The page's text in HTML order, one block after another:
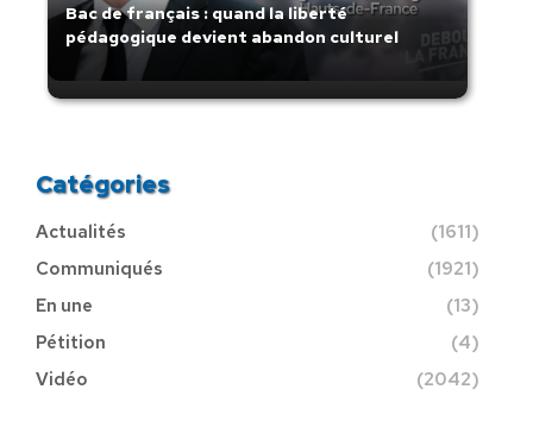
Bac de français : quand la liberté
pédagogique devient abandon culturel
Catégories
Actualités
(1611)
Communiqués
(1921)
En une
(13)
Pétition
(4)
Vidéo
(2042)